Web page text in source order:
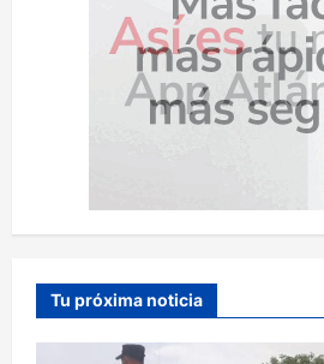
Tu próxima noticia